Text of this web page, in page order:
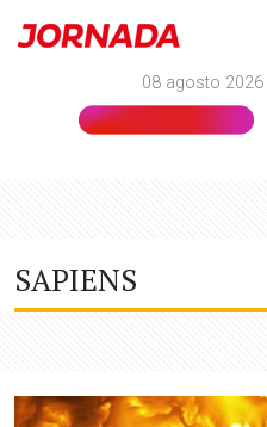
08 agosto 2026
SAPIENS